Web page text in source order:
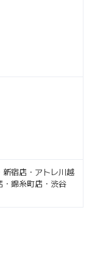
宿店・アトレ川越
錦糸町店・渋谷